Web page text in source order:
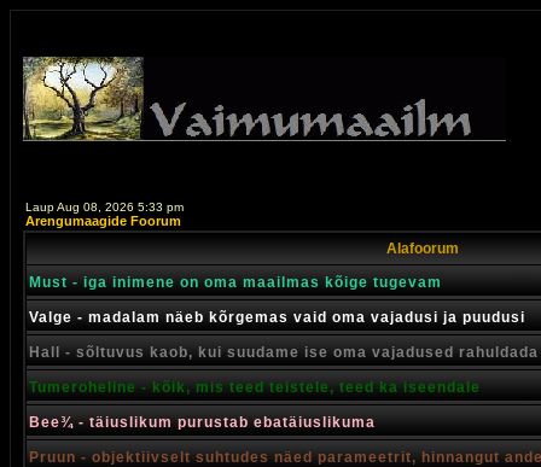
Laup Aug 08, 2026 5:33 pm
Arengumaagide Foorum
Alafoorum
Must - iga inimene on oma maailmas kõige tugevam
Valge - madalam näeb kõrgemas vaid oma vajadusi ja puudusi
Hall - sõltuvus kaob, kui suudame ise oma vajadused rahuldada
Tumeroheline - kõik, mis teed teistele, teed ka iseendale
Bee¾ - täiuslikum purustab ebatäiuslikuma
Pruun - objektiivselt suhtudes näed parameetrit, hinnangut